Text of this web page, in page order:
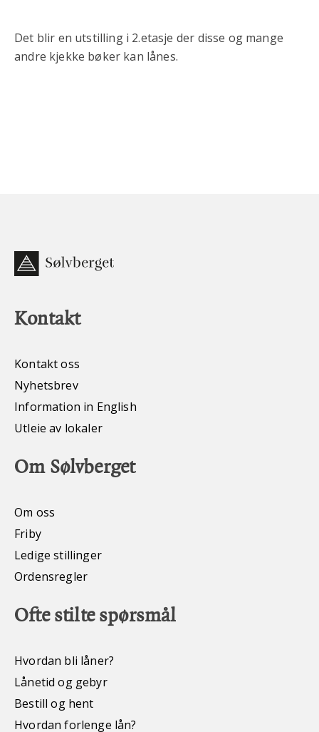
Det blir en utstilling i 2.etasje der disse og mange
andre kjekke bøker kan lånes.
Kontakt
Kontakt oss
Nyhetsbrev
Information in English
Utleie av lokaler
Om Sølvberget
Om oss
Friby
Ledige stillinger
Ordensregler
Ofte stilte spørsmål
Hvordan bli låner?
Lånetid og gebyr
Bestill og hent
Hvordan forlenge lån?